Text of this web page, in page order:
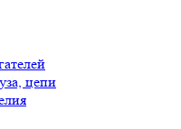
цепи